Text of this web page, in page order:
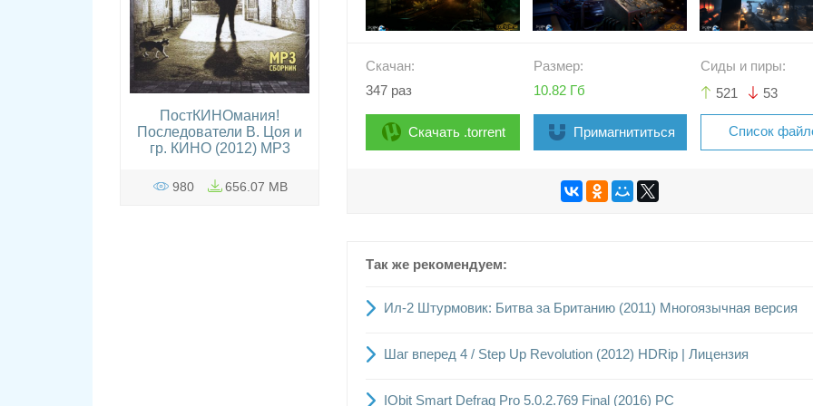
Скачан:
347 раз
Скачать .torrent
Размер:
10.82 Гб
Примагнититься
Сиды и пиры:
521
53
Список
Так же рекомендуем:
Ил-2 Штурмовик: Битва за Британию (2011) Многоязычная версия
Шаг вперед 4 / Step Up Revolution (2012) HDRip | Лицензия
IObit Smart Defrag Pro 5.0.2.769 Final (2016) PC
ПостКИНОмания!
Последователи В. Цоя и
гр. КИНО (2012) MP3
980 656.07 MB